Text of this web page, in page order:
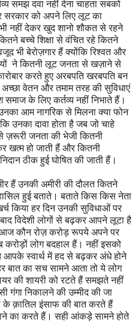
समझ दवा नहीं देना चाहता सबको
सरकार को अपने लिए लूट का
नहीं देकर खुद शानो शौकत से रहने
बच्चे शिक्षा से वंचित रहे कितने
भी बेरोज़गार हैं क्योंकि रिश्वत और
ने कितनी लूट जनता से खज़ाने से
करते हुए अरबपति खरबपति बन
वेतन और तमाम तरह की सुविधाएं
के लिए कर्तव्य नहीं निभाते हैं।
आम नागरिक से मिलना क्या फोन
उनका दावा होता है जब जो चाहे
जनता की भेजी कितनी
खत्म हो जाती हैं और कितनी
ठीक हुई घोषित की जाती हैं।
हैं उनकी अमीरी की दौलत कितने
हुई बताते। बताते किस किस नेता
किया हर दिन उनकी सुविधाओं पर
विदेशी लोगों से बढ़कर आपने लूटा है
आज कौन रोज़ करोड़ रूपये अपने पर
लोग बदहाल हैं। नहीं इसको
आपके स्वार्थ में हद से बढ़कर अंधे होने
बात का सच सामने आता तो ये लोग
की शायरी को रटते हैं समझते नहीं
निकालने की उम्मीद की जा
क़ातिल इंसाफ की बात करते हैं
का करते हैं। सही आंकड़े सामने होते